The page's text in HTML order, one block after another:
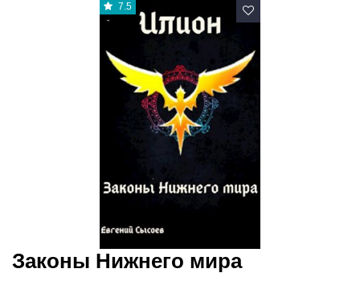
7.5
Законы Нижнего мира